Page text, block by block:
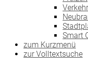
Smart
zum Kurzmenü
zur Volltextsuche